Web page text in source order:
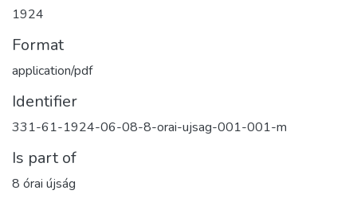
1924
Format
application/pdf
Identifier
331-61-1924-06-08-8-orai-ujsag-001-001-m
Is part of
8 órai újság